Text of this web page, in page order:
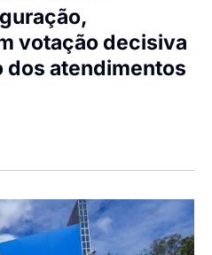
votação decisiva
dos atendimentos